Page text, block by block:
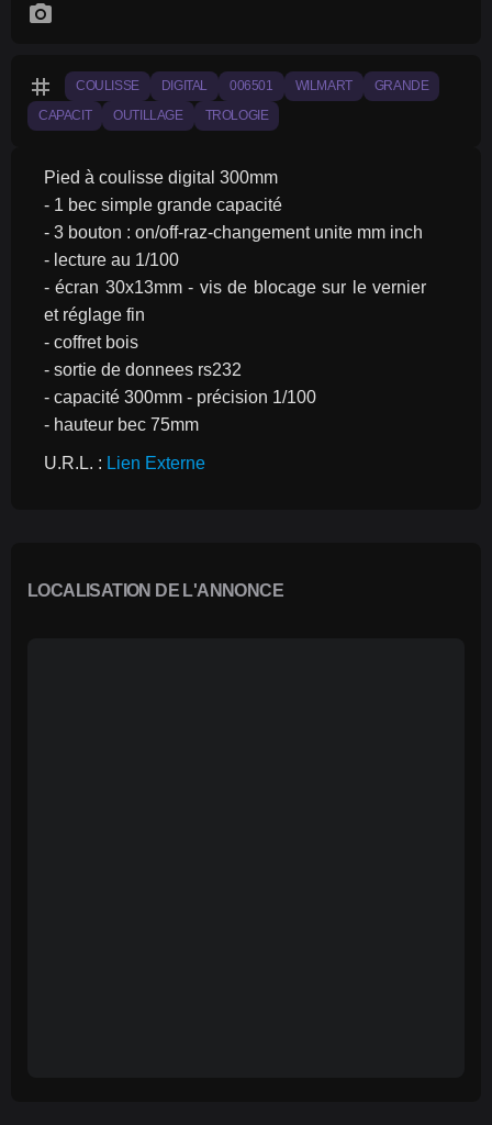
photo_camera
tag COULISSE DIGITAL 006501 WILMART GRANDE
CAPACIT OUTILLAGE TROLOGIE
Pied à coulisse digital 300mm
- 1 bec simple grande capacité
- 3 bouton : on/off-raz-changement unite mm inch
- lecture au 1/100
- écran 30x13mm - vis de blocage sur le vernier
et réglage fin
- coffret bois
- sortie de donnees rs232
- capacité 300mm - précision 1/100
- hauteur bec 75mm
U.R.L. : Lien Externe
LOCALISATION DE L'ANNONCE